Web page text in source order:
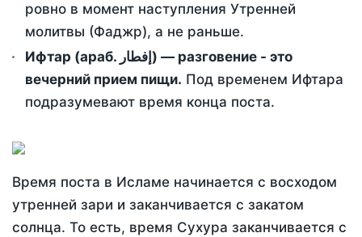
ровно в момент наступления Утренней
молитвы (Фаджр), а не раньше.
Ифтар (араб. إفطار) — разговение - это
вечерний прием пищи. Под временем Ифтара
подразумевают время конца поста.
Время поста в Исламе начинается с восходом
утренней зари и заканчивается с закатом
солнца. То есть, время Сухура заканчивается с